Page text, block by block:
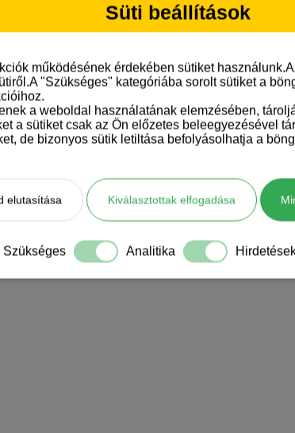
Süti beállítások
működésének érdekében sütiket
"Szükséges" kategóriába sorolt sütiket a
a weboldal használatának elemzésében,
a sütiket csak az Ön előzetes beleegyezésével
de bizonyos sütik letiltása befolyásolhatja a
elutasítása Kiválasztottak elfogadása
Szükséges Analitika